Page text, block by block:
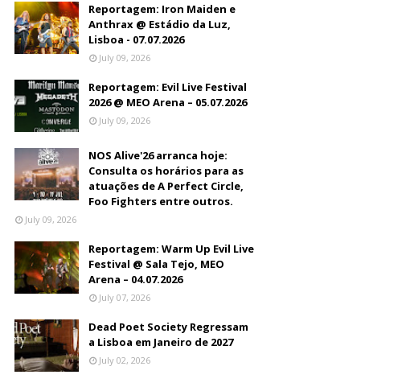
Reportagem: Iron Maiden e
Anthrax @ Estádio da Luz,
Lisboa - 07.07.2026
July 09, 2026
Reportagem: Evil Live Festival
2026 @ MEO Arena – 05.07.2026
July 09, 2026
NOS Alive'26 arranca hoje:
Consulta os horários para as
atuações de A Perfect Circle,
Foo Fighters entre outros.
July 09, 2026
Reportagem: Warm Up Evil Live
Festival @ Sala Tejo, MEO
Arena – 04.07.2026
July 07, 2026
Dead Poet Society Regressam
a Lisboa em Janeiro de 2027
July 02, 2026